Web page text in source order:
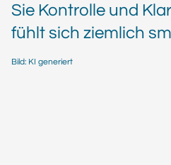
Sie Kontrolle und
fühlt sich ziemlich
Bild: KI generiert